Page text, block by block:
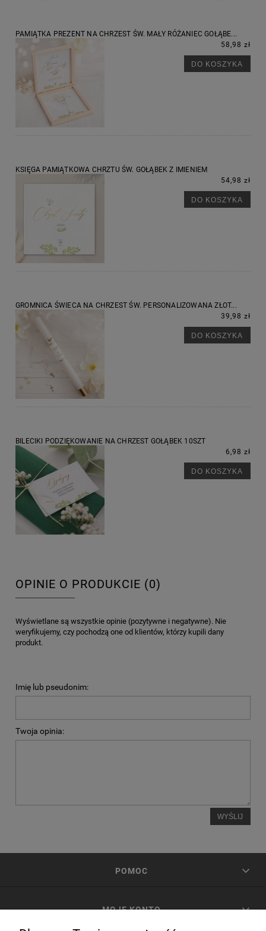
PAMIĄTKA PREZENT NA CHRZEST ŚW. MAŁY RÓŻANIEC GOŁĄBE...
58,98 zł
DO KOSZYKA
KSIĘGA PAMIĄTKOWA CHRZTU ŚW. GOŁĄBEK Z IMIENIEM
54,98 zł
DO KOSZYKA
GROMNICA ŚWIECA NA CHRZEST ŚW. PERSONALIZOWANA ZŁOT...
39,98 zł
DO KOSZYKA
BILECIKI PODZIĘKOWANIE NA CHRZEST GOŁĄBEK 10SZT
6,98 zł
DO KOSZYKA
OPINIE O PRODUKCIE (0)
Wyświetlane są wszystkie opinie (pozytywne i negatywne). Nie
weryfikujemy, czy pochodzą one od klientów, którzy kupili dany
produkt.
Imię lub pseudonim:
Twoja opinia:
WYŚLIJ
POMOC
MOJE KONTO